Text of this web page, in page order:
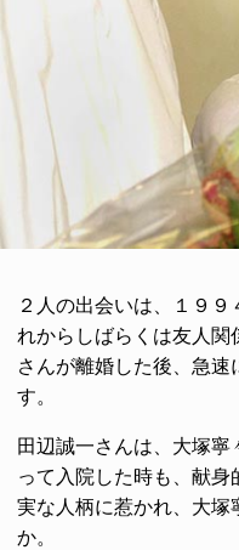
２人の出会いは、１９
れからしばらくは友人関
さんが離婚した後、急速
す。
田辺誠一さんは、大塚
って入院した時も、献
実な人柄に惹かれ、大塚
か。